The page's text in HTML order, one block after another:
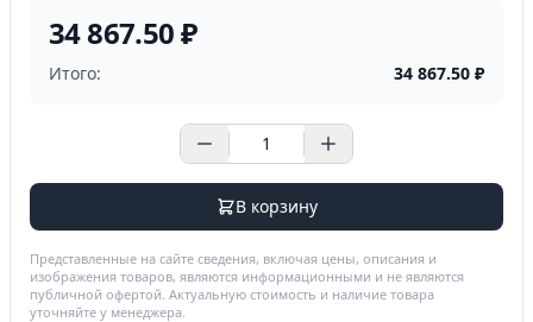
34 867.50 ₽
Итого: 34 867.50 ₽
В корзину
Представленные на сайте сведения, включая цены, описания и
изображения товаров, являются информационными и не являются
публичной офертой. Актуальную стоимость и наличие товара
уточняйте у менеджера.